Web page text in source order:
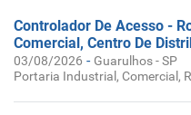
Controlador De Acesso -
Comercial, Centro De
03/08/2026 - Guarulhos - SP
Portaria Industrial, Comercial,